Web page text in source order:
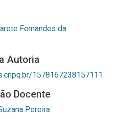
Fernandes da
Autoria
1578167238157111
Docente
Pereira